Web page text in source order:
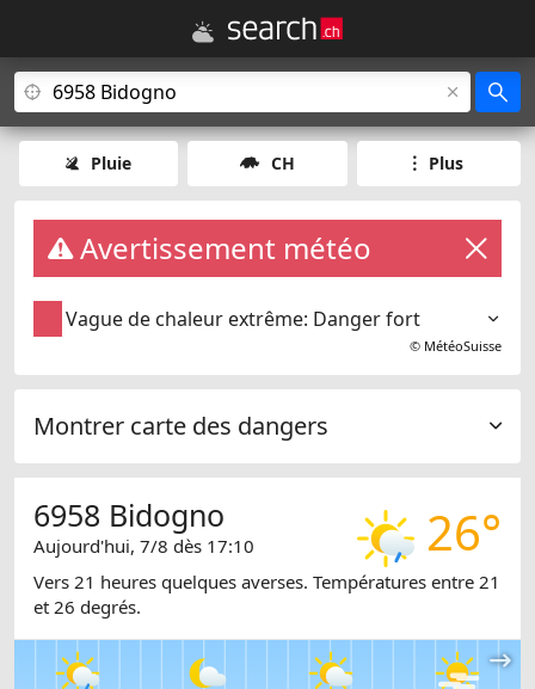
Pluie CH Plus
Avertissement météo
Vague de chaleur extrême: Danger fort
© MétéoSuisse
Montrer carte des dangers
26°
6958 Bidogno
Aujourd'hui, 7/8 dès 17:10
Vers 21 heures quelques averses. Températures entre 21
et 26 degrés.